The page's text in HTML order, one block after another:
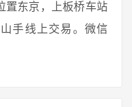
置东京，上板桥车站
手线上交易。微信